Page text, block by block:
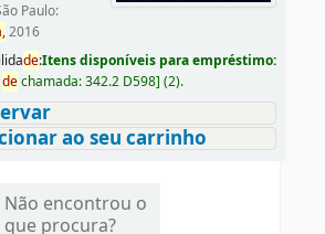
Paulo:
2016
de:Itens disponíveis para empréstimo:
dechamada:342.2 D598] (2).
ao seu carrinho
Não encontrou o
que procura?